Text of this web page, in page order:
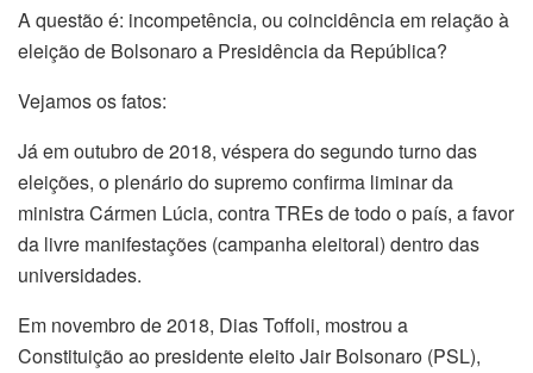
A questão é: incompetência, ou coincidência em relação à
eleição de Bolsonaro a Presidência da República?
Vejamos os fatos:
Já em outubro de 2018, véspera do segundo turno das
eleições, o plenário do supremo confirma liminar da
ministra Cármen Lúcia, contra TREs de todo o país, a favor
da livre manifestações (campanha eleitoral) dentro das
universidades.
Em novembro de 2018, Dias Toffoli, mostrou a
Constituição ao presidente eleito Jair Bolsonaro (PSL),